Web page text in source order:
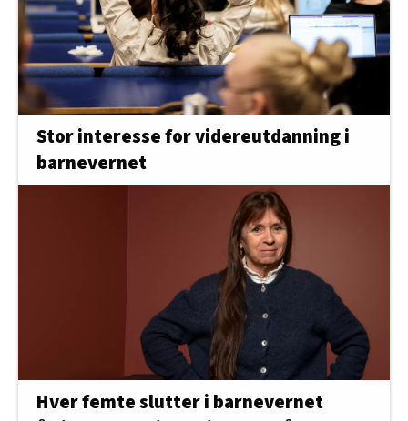
Stor interesse for videreutdanning i
barnevernet
Hver femte slutter i barnevernet